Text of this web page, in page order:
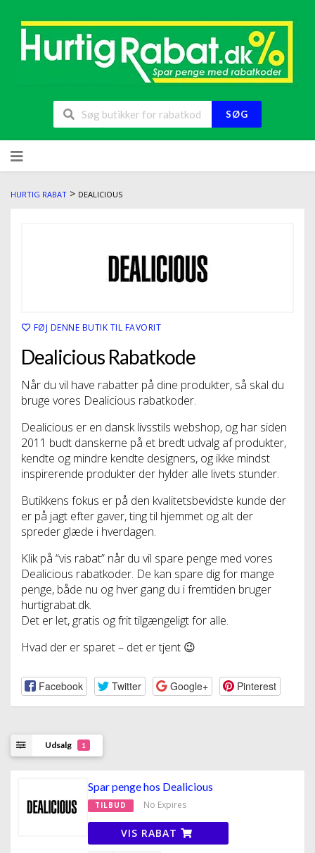
SØG
HURTIG RABAT > DEALICIOUS
FØJ DENNE BUTIK TIL FAVORIT
Dealicious Rabatkode
Når du vil have rabatter på dine produkter, så skal du
bruge vores Dealicious rabatkoder.
Dealicious er en dansk livsstils webshop, og har siden
2011 budt danskerne på et bredt udvalg af produkter,
kendte og mindre kendte designers, og ikke mindst
inspirerende produkter der hylder alle livets stunder.
Butikkens fokus er på den kvalitetsbevidste kunde der
er på jagt efter gaver, ting til hjemmet og alt der
spreder glæde i hverdagen.
Klik på “vis rabat” når du vil spare penge med vores
Dealicious rabatkoder. De kan spare dig for mange
penge, både nu og hver gang du i fremtiden bruger
hurtigrabat.dk.
Det er let, gratis og frit tilgængeligt for alle.
Hvad der er sparet – det er tjent 😉
Facebook Twitter Google+ Pinterest
Udsalg 1
Spar penge hos Dealicious
TILBUD No Expires
VIS RABAT